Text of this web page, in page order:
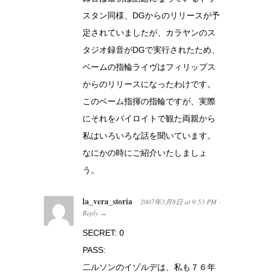
スタン同様、DGからのリリースが予
定されていましたが、カラヤンのス
タジオ録音がDGで実行されたため、
ベームの指輪ライヴはフィリップス
からのリリースになったわけです。
このベーム指揮の指輪ですが、実際
にそれをバイロイトで観た両親から
私はいろいろな話を聞いています。
なにかの時にご紹介いたしましょ
う。
la_vera_storia 2007年3月8日 at 9:53 PM ·
Reply →
SECRET: 0
PASS:
二ルソンのイゾルデは、私も７６年